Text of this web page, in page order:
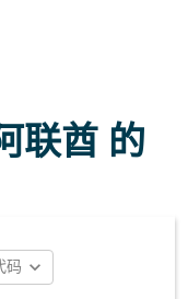
联酋 的
码 expand_more